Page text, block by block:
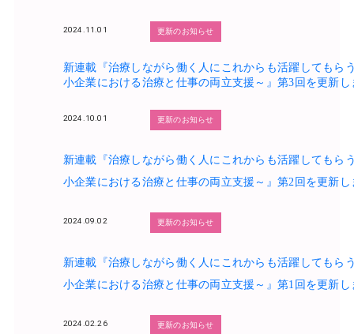
2024.11.01 更新のお知らせ
新連載『治療しながら働く人にこれからも活躍しても
小企業における治療と仕事の両立支援～』第3回を更新し
2024.10.01 更新のお知らせ
新連載『治療しながら働く人にこれからも活躍しても
小企業における治療と仕事の両立支援～』第2回を更新し
2024.09.02 更新のお知らせ
新連載『治療しながら働く人にこれからも活躍しても
小企業における治療と仕事の両立支援～』第1回を更新し
2024.02.26 更新のお知らせ